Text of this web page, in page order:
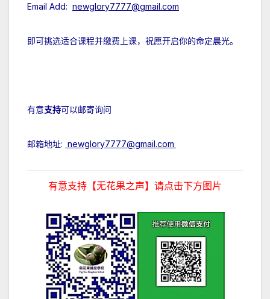
Email Add: newglory7777@gmail.com
即可挑选适合课程并缴费上课，祝愿开启你的命定晨光。
有意支持可以邮寄询问
邮箱地址: newglory7777@gmail.com
有意支持【无花果之声】请点击下方图片